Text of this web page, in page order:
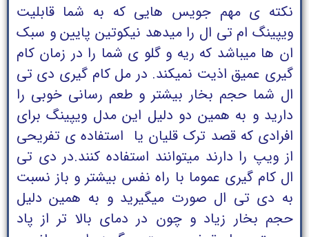
نکته ی مهم جویس هایی که به شما قابلیت
ویپینگ ام تی ال را میدهد نیکوتین پایین و سبک
ان ها میباشد که ریه و گلو ی شما را در زمان کام
گیری عمیق اذیت نمیکند. در مل کام گیری دی تی
ال شما حجم بخار بیشتر و طعم رسانی خوبی را
دارید و به همین دو دلیل این مدل ویپینگ برای
افرادی که قصد ترک قلیان یا استفاده ی تفریحی
از ویپ را دارند میتوانند استفاده کنند.در دی تی
ال کام گیری عموما با راه نفس بیشتر و باز نسبت
به دی تی ال صورت میگیرید و به همین دلیل
حجم بخار زیاد و چون در دمای بالا تر از پاد